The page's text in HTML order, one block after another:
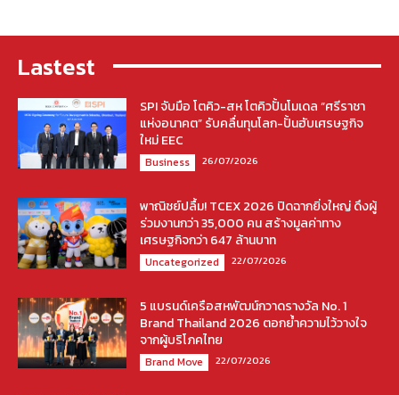
Lastest
SPI จับมือ โตคิว-สห โตคิวปั้นโมเดล “ศรีราชา
แห่งอนาคต” รับคลื่นทุนโลก-ปั้นฮับเศรษฐกิจ
ใหม่ EEC
Business 26/07/2026
พาณิชย์ปลื้ม! TCEX 2026 ปิดฉากยิ่งใหญ่ ดึงผู้
ร่วมงานกว่า 35,000 คน สร้างมูลค่าทาง
เศรษฐกิจกว่า 647 ล้านบาท
Uncategorized 22/07/2026
5 แบรนด์เครือสหพัฒน์กวาดรางวัล No. 1
Brand Thailand 2026 ตอกย้ำความไว้วางใจ
จากผู้บริโภคไทย
Brand Move 22/07/2026